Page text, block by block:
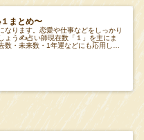
まとめ〜
なります。恋愛や仕事などをしっかり
ょう✍️占い師現在数「１」を主にま
数・未来数・1年運などにも応用して